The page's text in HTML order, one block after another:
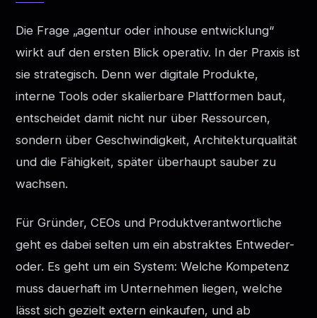
Die Frage „agentur oder inhouse entwicklung“
wirkt auf den ersten Blick operativ. In der Praxis ist
sie strategisch. Denn wer digitale Produkte,
interne Tools oder skalierbare Plattformen baut,
entscheidet damit nicht nur über Ressourcen,
sondern über Geschwindigkeit, Architekturqualität
und die Fähigkeit, später überhaupt sauber zu
wachsen.
Für Gründer, CEOs und Produktverantwortliche
geht es dabei selten um ein abstraktes Entweder-
oder. Es geht um ein System: Welche Kompetenz
muss dauerhaft im Unternehmen liegen, welche
lässt sich gezielt extern einkaufen, und ab